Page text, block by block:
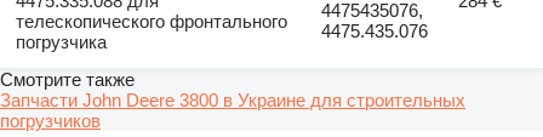
телескопического фронтального
погрузчика
4475435076,
4475.435.076
Смотрите также
Запчасти John Deere 3800 в Украине для строительных
погрузчиков